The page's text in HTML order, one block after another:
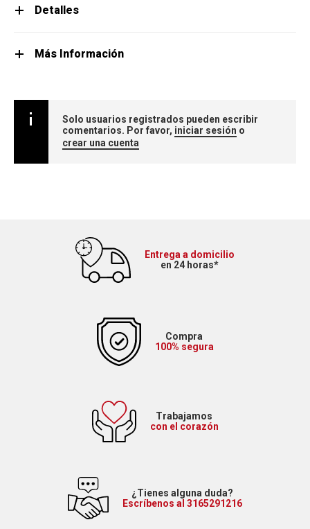
Detalles
Más Información
Solo usuarios registrados pueden escribir
comentarios. Por favor, iniciar sesión o
crear una cuenta
Entrega a domicilio
en 24 horas*
Compra
100% segura
Trabajamos
con el corazón
¿Tienes alguna duda?
Escríbenos al 3165291216